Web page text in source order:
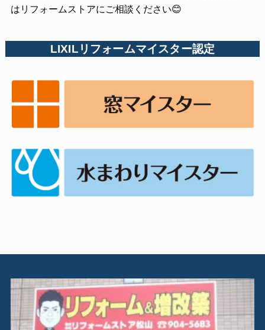
はリフォームストアにご相談ください😊
LIXILリフォームマイスター認定